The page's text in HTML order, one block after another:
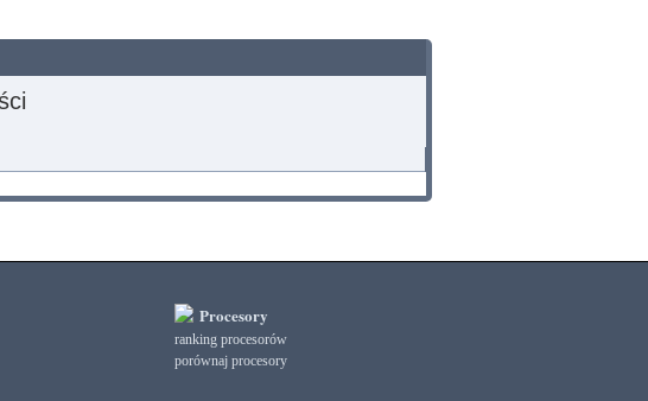
Procesory
ranking procesorów
porównaj procesory